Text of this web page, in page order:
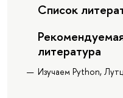
Список
литература
Изучаем Python,